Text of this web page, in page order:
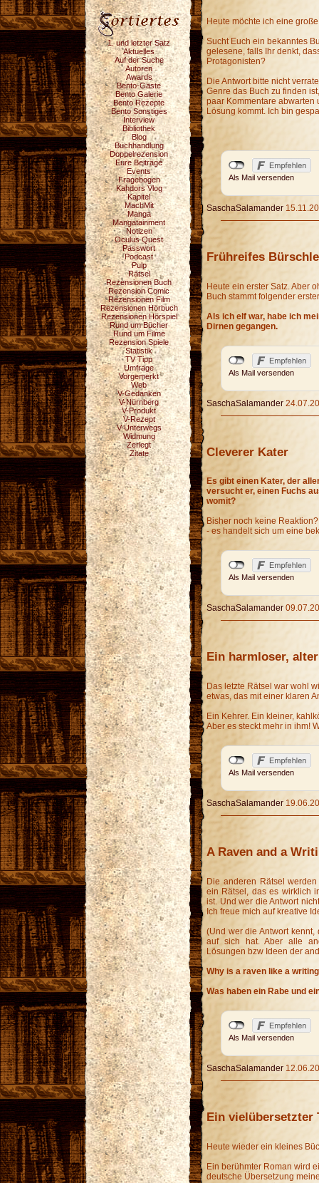
1. und letzter Satz
Aktuelles
Auf der Suche
Autoren
Awards
Bento-Gäste
Bento Galerie
Bento Rezepte
Bento Sonstiges
Interview
Bibliothek
Blog
Buchhandlung
Doppelrezension
Eure Beiträge
Events
Fragebogen
Kahdors Vlog
Kapitel
MachMit
Manga
Mangatainment
Notizen
Oculus Quest
Passwort
Podcast
Pulp
Rätsel
Rezensionen Buch
Rezension Comic
Rezensionen Film
Rezensionen Hörbuch
Rezensionen Hörspiel
Rund um Bücher
Rund um Filme
Rezension Spiele
Statistik
TV Tipp
Umfrage
Vorgemerkt
Web
V-Gedanken
V-Nürnberg
V-Produkt
V-Rezept
V-Unterwegs
Widmung
Zerlegt
Zitate
Heute möchte ich eine
Sucht Euch ein bekanntes
gelesene, falls Ihr denkt,
Protagonisten?
Die Antwort bitte nicht
Genre das Buch zu finden
paar Kommentare abwarten
Lösung kommt. Ich bin
Als Mail versenden
SaschaSalamander
Frühreifes
Heute ein erster Satz. Aber
Buch stammt folgender
Als ich elf war, habe ich
Dirnen gegangen.
Als Mail versenden
SaschaSalamander
Cleverer Kater
Es gibt einen Kater, der
versucht er, einen Fuchs
womit?
Bisher noch keine
- es handelt sich um eine
Als Mail versenden
SaschaSalamander
Ein harmloser,
Das letzte Rätsel war wohl
etwas, das mit einer klaren
Ein Kehrer. Ein kleiner,
Aber es steckt mehr in ihm!
Als Mail versenden
SaschaSalamander
A Raven and a
Die anderen Rätsel
ein Rätsel, das es wirklich
ist. Und wer die Antwort
Ich freue mich auf kreative
(Und wer die Antwort
auf sich hat. Aber alle
Lösungen bzw Ideen der
Why is a raven like a
Was haben ein Rabe und
Als Mail versenden
SaschaSalamander
Ein vielübersetzter
Heute wieder ein kleines
Ein berühmter Roman wird
deutsche Übersetzung